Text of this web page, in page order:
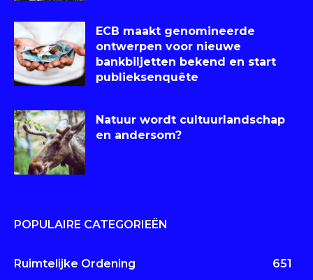
ECB maakt genomineerde
ontwerpen voor nieuwe
bankbiljetten bekend en start
publieksenquête
Natuur wordt cultuurlandschap
en andersom?
POPULAIRE CATEGORIEËN
Ruimtelijke Ordening 651